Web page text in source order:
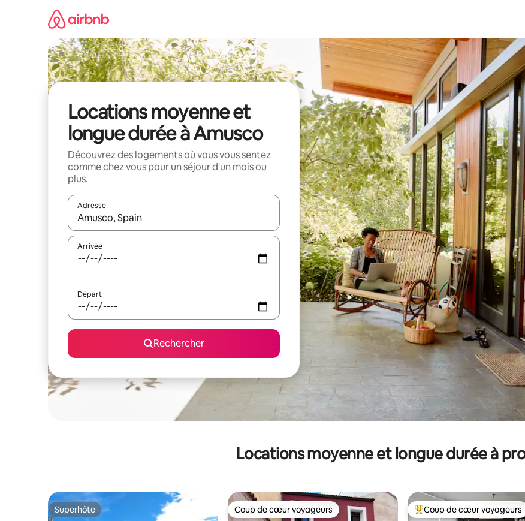
Locations moyenne et
longue durée à Amusco
Découvrez des logements où vous vous sentez
comme chez vous pour un séjour d'un mois ou
plus.
Adresse
Lorsque les résultats s'affichent, utilisez les flèches vers le haut et vers le bas pour les parcourir ou en appuyant et en
Arrivée
Départ
Rechercher
Locations moyenne et longue durée à
Superhôte
Superhôte Coup de cœur voyageurs
Coup de cœur voyageurs Coups de cœur voyageurs
Coup de cœur voyageurs